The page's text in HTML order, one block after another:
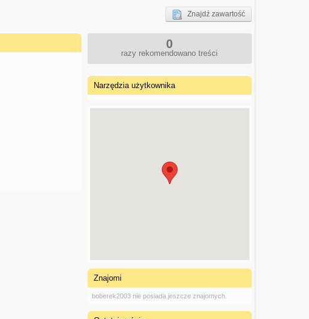
Znajdź zawartość
0
razy rekomendowano treści
Narzędzia użytkownika
Znajomi
boberek2003 nie posiada jeszcze znajomych.